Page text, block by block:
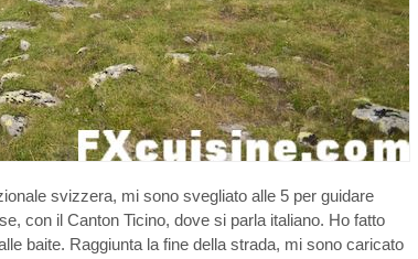
svizzera, mi sono svegliato alle 5 per guidare
con il Canton Ticino, dove si parla italiano. Ho fatto
baite. Raggiunta la fine della strada, mi sono caricato